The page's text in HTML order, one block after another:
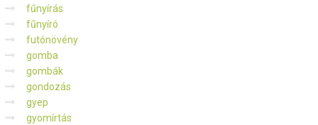
fűnyírás
fűnyíró
futónövény
gomba
gombák
gondozás
gyep
gyomírtás